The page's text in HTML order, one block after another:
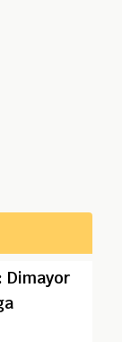
Dimayor